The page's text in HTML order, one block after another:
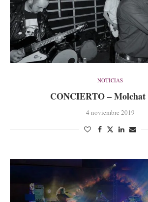
NOTICIAS
CONCIERTO – Molchat
4 noviembre 2019